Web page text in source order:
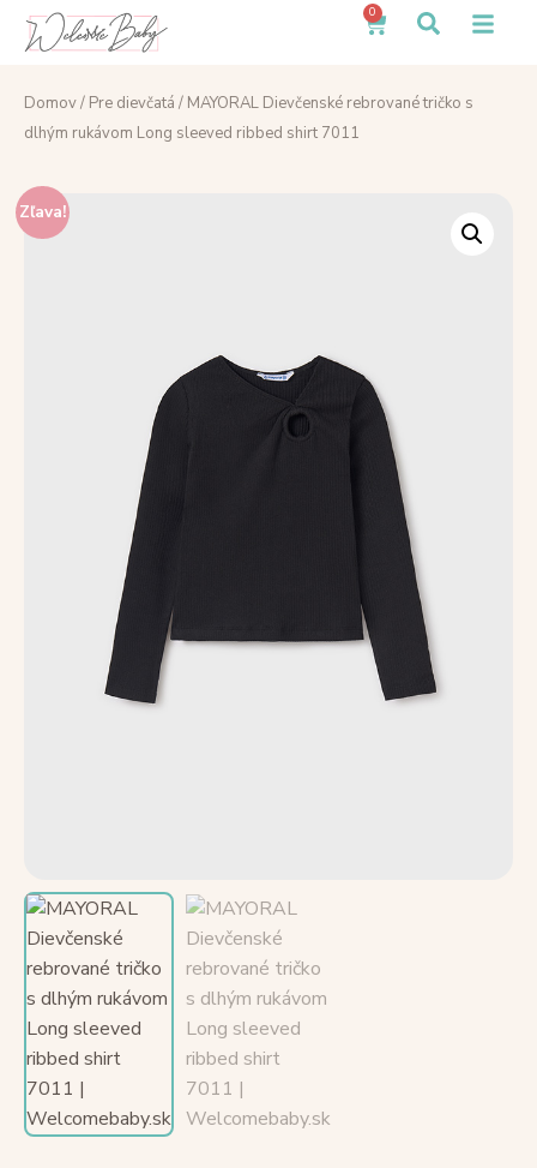
0
Domov/ Pre dievčatá / MAYORAL Dievčenské rebrované tričko s
dlhým rukávom Long sleeved ribbed shirt 7011
Zľava!